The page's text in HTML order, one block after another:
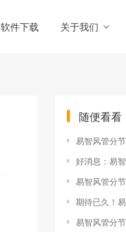
软件下载 关于我们
随便看看
易智风管分
好消息：易智官
易智风管分
期待已久！易
易智风管分